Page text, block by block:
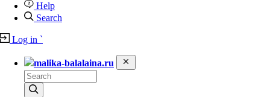
Help
Search
Log in `
malika-balalaina.ru